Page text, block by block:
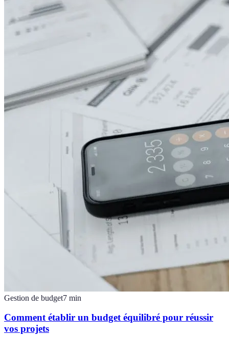
Gestion de budget7 min
Comment établir un budget équilibré pour réussir
vos projets